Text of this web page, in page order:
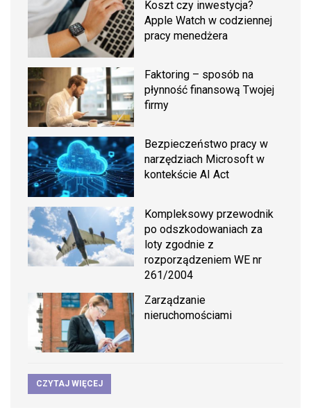
Koszt czy inwestycja?
Apple Watch w codziennej
pracy menedżera
Faktoring – sposób na
płynność finansową Twojej
firmy
Bezpieczeństwo pracy w
narzędziach Microsoft w
kontekście AI Act
Kompleksowy przewodnik
po odszkodowaniach za
loty zgodnie z
rozporządzeniem WE nr
261/2004
Zarządzanie
nieruchomościami
CZYTAJ WIĘCEJ